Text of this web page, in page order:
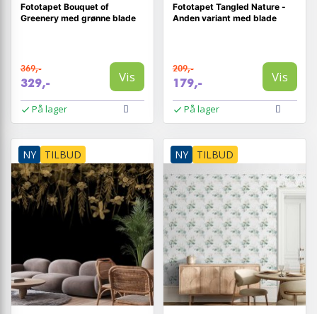
Fototapet Bouquet of
Greenery med grønne blade
369,-
329,- Vis
På lager
Fototapet Tangled Nature -
Anden variant med blade
209,-
179,- Vis
På lager
NY TILBUD NY TILBUD